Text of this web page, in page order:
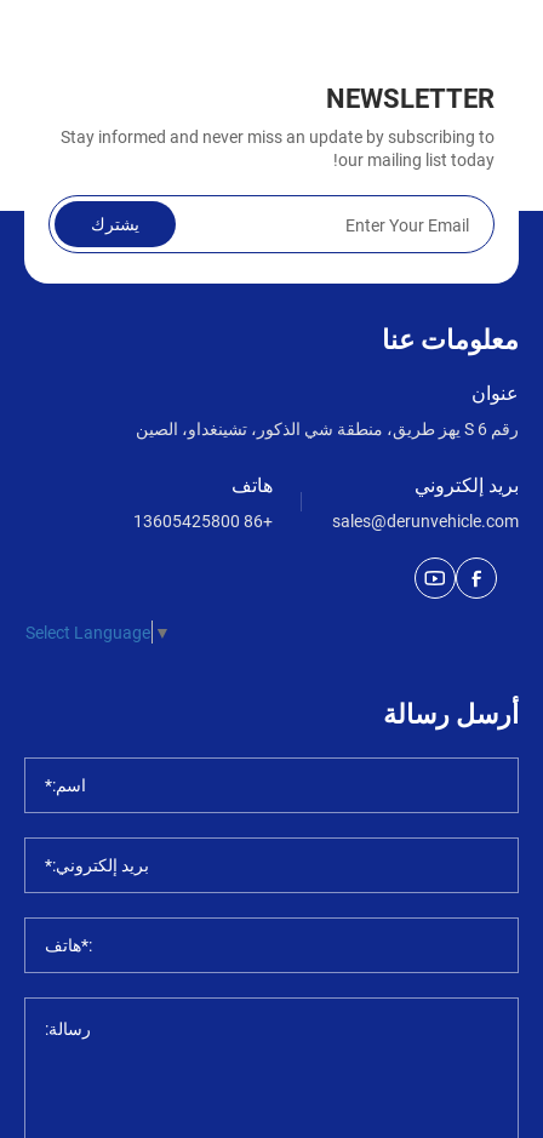
NEWSLETTER
Stay informed and never miss an update by subscribing to
our mailing list today!
يشترك
معلومات عنا
عنوان
رقم 6 S يهز طريق، منطقة شي الذكور، تشينغداو، الصين
هاتف
+86 13605425800
بريد إلكتروني
sales@derunvehicle.com
Select Language ▼
أرسل رسالة
اسم:*
بريد إلكتروني:*
:*هاتف
رسالة: